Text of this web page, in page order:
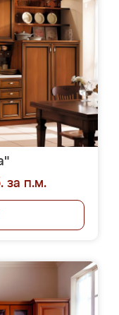
за п.м.